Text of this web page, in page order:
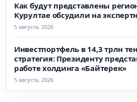
Как будут представлены
Курултае обсудили на
5 августа, 2026
Инвестпортфель в 14,3 трлн
стратегия: Президенту
работе холдинга «Байтерек»
5 августа, 2026